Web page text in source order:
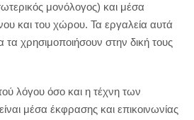
μονόλογος) και μέσα
και του χώρου. Τα εργαλεία αυτά
τα χρησιμοποιήσουν στην δική τους
λόγου όσο και η τέχνη των
μέσα έκφρασης και επικοινωνίας